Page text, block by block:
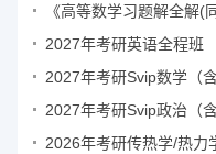
《高等数学习题解全解(
2027年考研英语全程班
2027年考研Svip数学（
2027年考研Svip政治（
2026年考研传热学/热力